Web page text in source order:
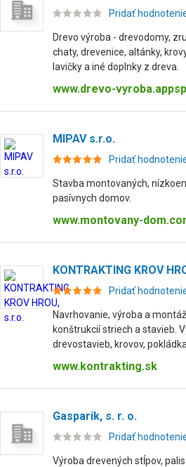
Pridať
Drevo výroba - drevodomy,
chaty, drevenice, altánky,
lavičky a iné doplnky z dreva.
www.drevo-
MIPAV s.r.o.
Pridať
Stavba montovaných,
pasívnych domov.
www.montovany-
KONTRAKTING KROV
Pridať
Navrhovanie, výroba a
konštrukcií striech a stavieb.
drevostavieb, krovov,
www.kontrakting.sk
Gasparik, s. r. o.
Pridať
Výroba drevených stĺpov,